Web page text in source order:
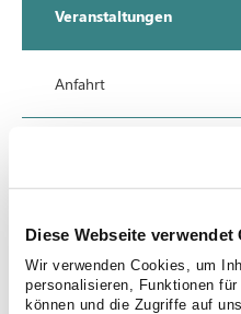
Diese Webseite verwendet
Wir verwenden Cookies, um
personalisieren, Funktionen
können und die Zugriffe auf
Veranstaltungen
Anfahrt